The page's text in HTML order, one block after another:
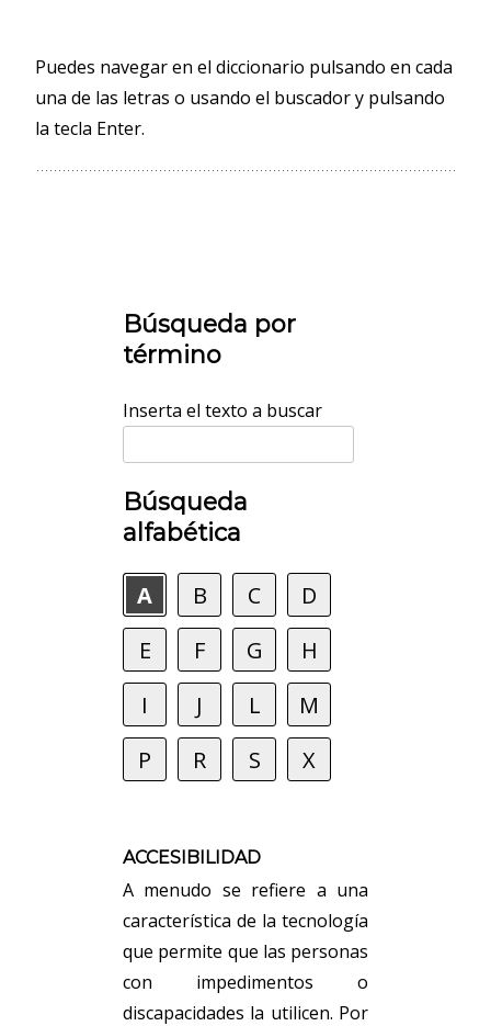
Puedes navegar en el diccionario pulsando en cada
una de las letras o usando el buscador y pulsando
la tecla Enter.
Búsqueda por
término
Inserta el texto a buscar
Búsqueda
alfabética
A B C
D
E
F G
H
I
J L
M
P
R S X
ACCESIBILIDAD
A menudo se refiere a una
característica de la tecnología
que permite que las personas
con impedimentos o
discapacidades la utilicen. Por